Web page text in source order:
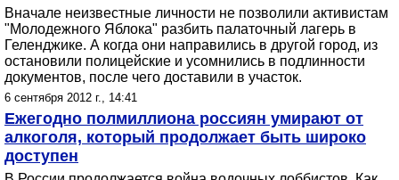
Вначале неизвестные личности не позволили активистам
"Молодежного Яблока" разбить палаточный лагерь в
Геленджике. А когда они направились в другой город, из
остановили полицейские и усомнились в подлинности
документов, после чего доставили в участок.
6 сентября 2012 г., 14:41
Ежегодно полмиллиона россиян умирают от
алкоголя, который продолжает быть широко
доступен